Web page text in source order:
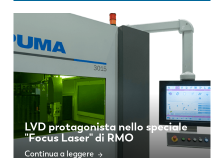
LVD protagonista nello speciale
"Focus Laser" di RMO
Continua a leggere